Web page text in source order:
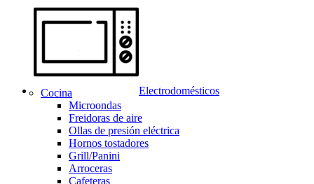
Electrodomésticos
Cocina
Microondas
Freidoras de aire
Ollas de presión eléctrica
Hornos tostadores
Grill/Panini
Arroceras
Cafeteras